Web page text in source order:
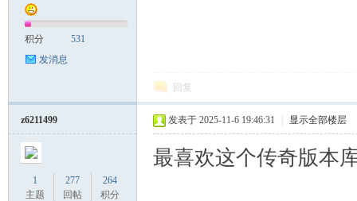
积分
531
发消息
回复
z6211499
1
主题
277
回帖
264
积分
发表于 2025-11-6 19:46:31 显示全部楼层
最喜欢这个传奇版本